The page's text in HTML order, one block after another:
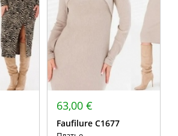
63,00 €
Faufilure C1677